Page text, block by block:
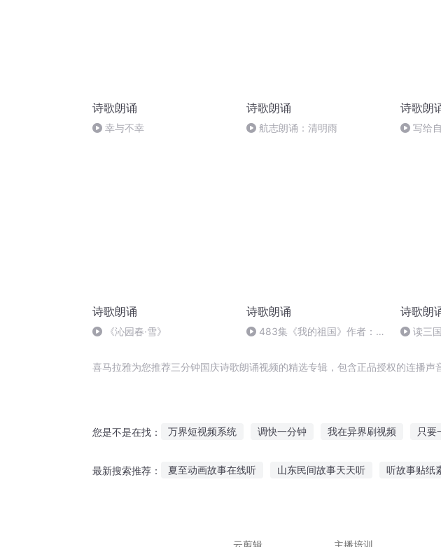
诗歌朗诵
幸与不幸
诗歌朗诵
航志朗诵：清明雨
诗歌朗
写给
诗歌朗诵
《沁园春·雪》
诗歌朗诵
483集《我的祖国》作者：碑
情
诗歌朗
读三
喜马拉雅为您推荐三分钟国庆诗歌朗诵视频的精选专辑，包含正品授权的连播
您是不是在找： 万界短视频系统 调快一分钟 我在异界刷视频 只要
最新搜索推荐： 夏至动画故事在线听 山东民间故事天天听 听故事贴纸
云剪辑
主播培训